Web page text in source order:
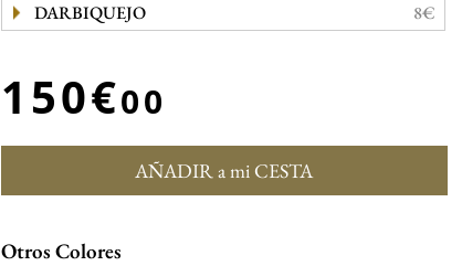
DARBIQUEJO 8€
150€00
AÑADIR a mi CESTA
Otros Colores